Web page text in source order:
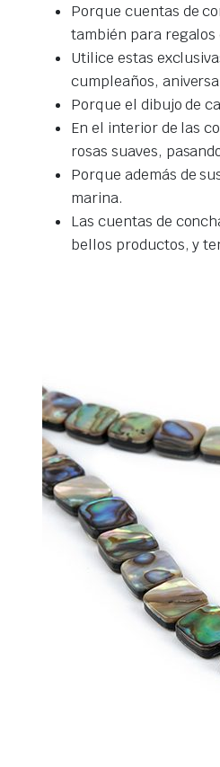
Porque cuentas de
también para regalos
Utilice estas
cumpleaños,
Porque el dibujo de
En el interior de las
rosas suaves,
Porque además de
marina.
Las cuentas de
bellos productos, y